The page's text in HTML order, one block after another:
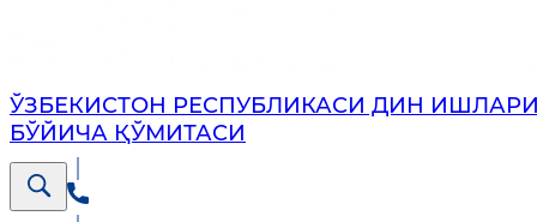
ЎЗБЕКИСТОН РЕСПУБЛИКАСИ ДИН
БЎЙИЧА ҚЎМИТАСИ